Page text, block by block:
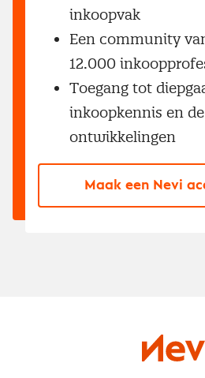
inkoopvak
Een community
12.000
Toegang tot
inkoopkennis en
ontwikkelingen
Maak een Nevi